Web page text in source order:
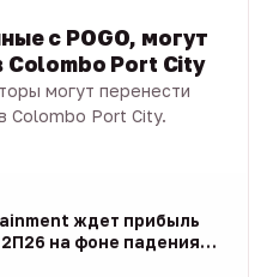
с POGO, могут
Colombo Port City
могут перенести
Colombo Port City.
ждет прибыль
на фоне падения